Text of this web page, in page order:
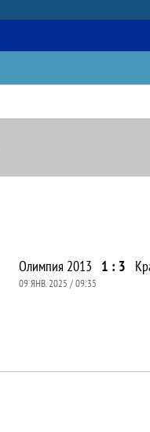
Олимпия 2013 1 : 3
09 ЯНВ. 2025 / 09:35